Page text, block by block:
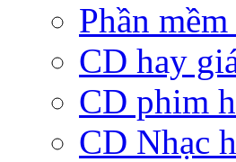
Phần
CD hay
CD phim
CD Nhạc